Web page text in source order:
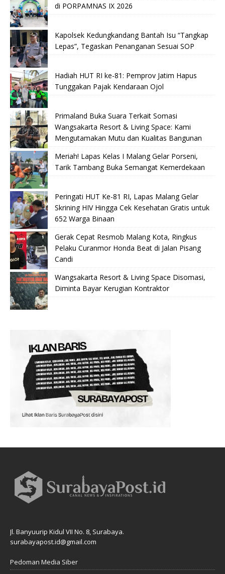
di PORPAMNAS IX 2026
Kapolsek Kedungkandang Bantah Isu “Tangkap
Lepas”, Tegaskan Penanganan Sesuai SOP
Hadiah HUT RI ke-81: Pemprov Jatim Hapus
Tunggakan Pajak Kendaraan Ojol
Primaland Buka Suara Terkait Somasi
Wangsakarta Resort & Living Space: Kami
Mengutamakan Mutu dan Kualitas Bangunan
Meriah! Lapas Kelas I Malang Gelar Porseni,
Tarik Tambang Buka Semangat Kemerdekaan
Peringati HUT Ke-81 RI, Lapas Malang Gelar
Skrining HIV Hingga Cek Kesehatan Gratis untuk
652 Warga Binaan
Gerak Cepat Resmob Malang Kota, Ringkus
Pelaku Curanmor Honda Beat di Jalan Pisang
Candi
Wangsakarta Resort & Living Space Disomasi,
Diminta Bayar Kerugian Kontraktor
Jl. Banyuurip Kidul VII No. 8, Surabaya.
surabayapost.id@gmail.com
Pedoman Media Siber